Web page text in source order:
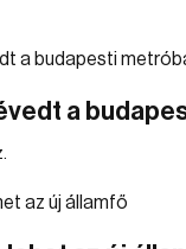
a